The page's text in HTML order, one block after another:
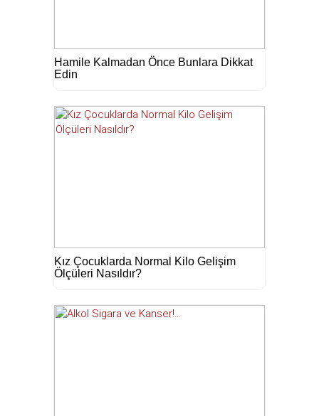
Hamile Kalmadan Önce Bunlara Dikkat
Edin
Kız Çocuklarda Normal Kilo Gelişim
Ölçüleri Nasıldır?